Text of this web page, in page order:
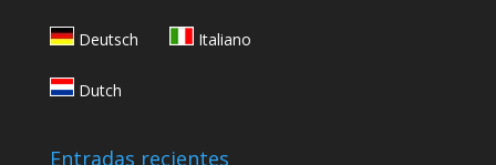
Deutsch Italiano
Dutch
Entradas recientes